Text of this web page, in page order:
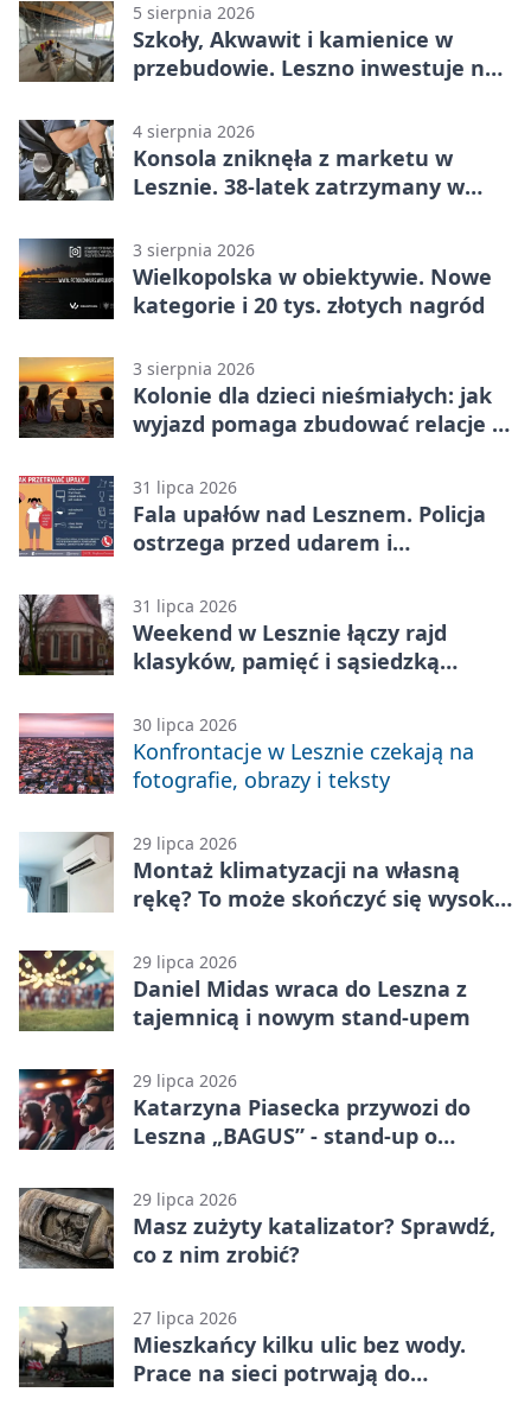
5 sierpnia 2026
Szkoły, Akwawit i kamienice w
przebudowie. Leszno inwestuje na
4 sierpnia 2026
Konsola zniknęła z marketu w
Lesznie. 38-latek zatrzymany w
3 sierpnia 2026
Wielkopolska w obiektywie. Nowe
kategorie i 20 tys. złotych nagród
3 sierpnia 2026
Kolonie dla dzieci nieśmiałych: jak
wyjazd pomaga zbudować relacje z
31 lipca 2026
Fala upałów nad Lesznem. Policja
ostrzega przed udarem i
31 lipca 2026
Weekend w Lesznie łączy rajd
klasyków, pamięć i sąsiedzką
30 lipca 2026
Konfrontacje w Lesznie czekają na
fotografie, obrazy i teksty
29 lipca 2026
Montaż klimatyzacji na własną
rękę? To może skończyć się wysoką
29 lipca 2026
Daniel Midas wraca do Leszna z
tajemnicą i nowym stand-upem
29 lipca 2026
Katarzyna Piasecka przywozi do
Leszna „BAGUS” - stand-up o
29 lipca 2026
Masz zużyty katalizator? Sprawdź,
co z nim zrobić?
27 lipca 2026
Mieszkańcy kilku ulic bez wody.
Prace na sieci potrwają do